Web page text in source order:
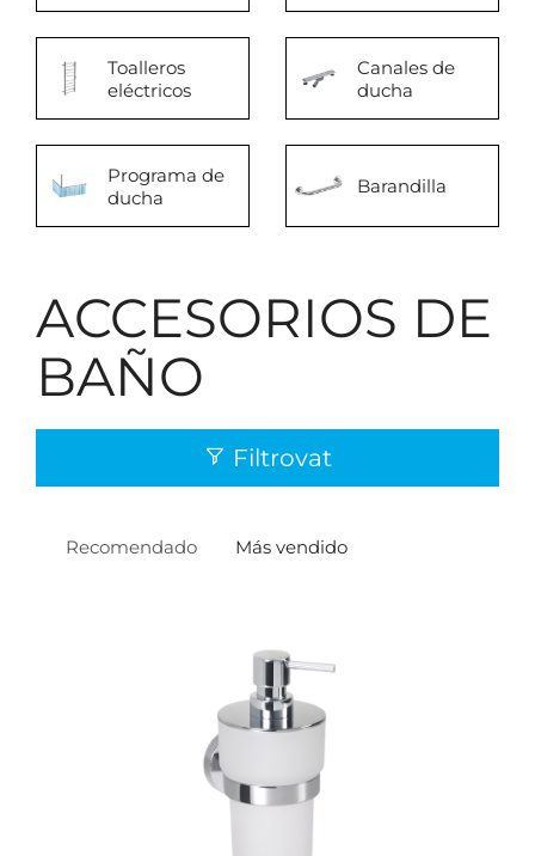
Toalleros
eléctricos
Canales de
ducha
Programa de
ducha
Barandilla
ACCESORIOS DE
BAÑO
Filtrovat
Recomendado Más vendido